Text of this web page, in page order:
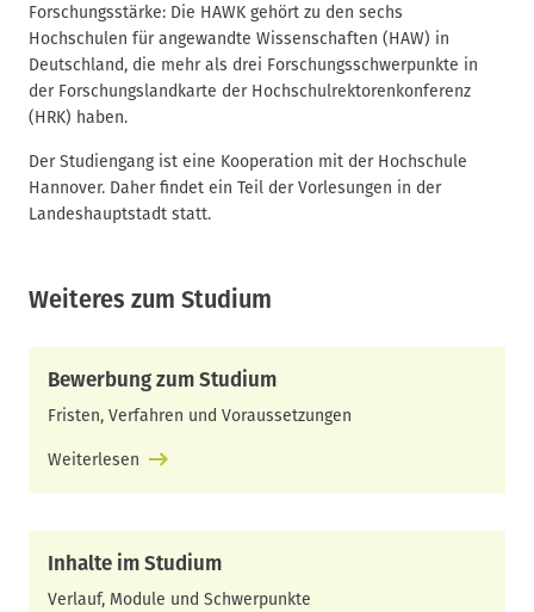
Forschungsstärke: Die HAWK gehört zu den sechs
Hochschulen für angewandte Wissenschaften (HAW) in
Deutschland, die mehr als drei Forschungsschwerpunkte in
der Forschungslandkarte der Hochschulrektorenkonferenz
(HRK) haben.
Der Studiengang ist eine Kooperation mit der Hochschule
Hannover. Daher findet ein Teil der Vorlesungen in der
Landeshauptstadt statt.
Weiteres zum Studium
Bewerbung zum Studium
Fristen, Verfahren und Voraussetzungen
Weiterlesen
Inhalte im Studium
Verlauf, Module und Schwerpunkte